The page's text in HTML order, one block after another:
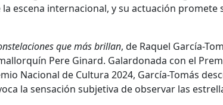
escena internacional, y su actuación
que más brillan, de Raquel García-
Pere Ginard. Galardonada con el
Nacional de Cultura 2024, García-Tomás
la sensación subjetiva de observar las